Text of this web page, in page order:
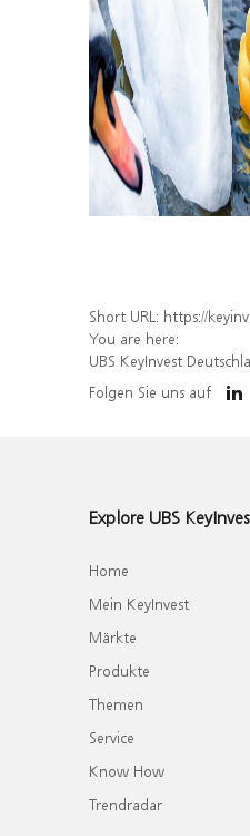
Short URL: https://keyinvest-
You are here:
UBS KeyInvest
Folgen Sie uns auf
Explore UBS
Home
Mein KeyInvest
Märkte
Produkte
Themen
Service
Know How
Trendradar